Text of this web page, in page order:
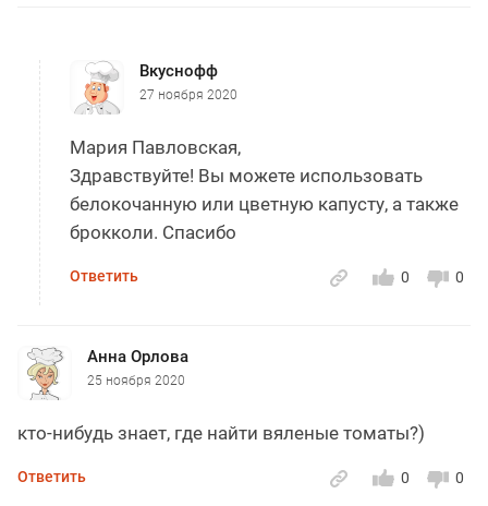
Вкуснофф
27 ноября 2020
Мария Павловская,
Здравствуйте! Вы можете использовать
белокочанную или цветную капусту, а также
брокколи. Спасибо
0
0
Ответить
Анна Орлова
25 ноября 2020
кто-нибудь знает, где найти вяленые томаты?)
0
0
Ответить